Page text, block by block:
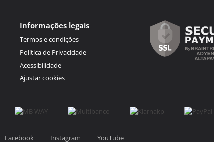
Informações legais
Termos e condições
Política de Privacidade
Acessibilidade
Ajustar cookies
Facebook Instagram YouTube